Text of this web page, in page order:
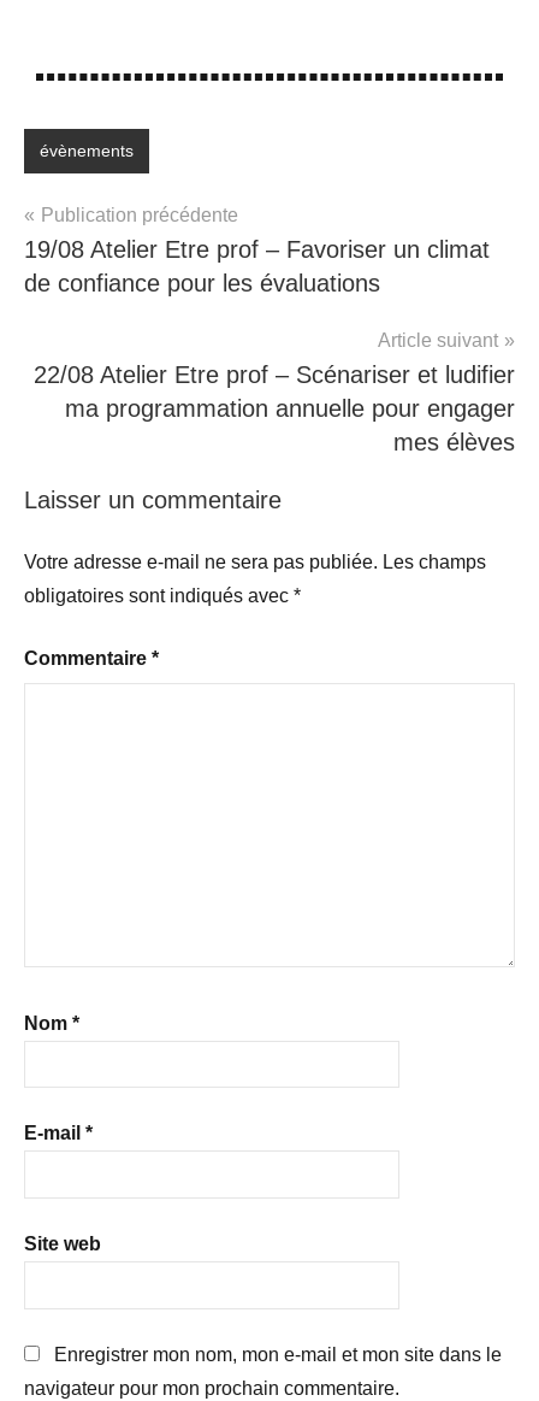
évènements
Publication précédente
19/08 Atelier Etre prof – Favoriser un climat
de confiance pour les évaluations
Article suivant
22/08 Atelier Etre prof – Scénariser et ludifier
ma programmation annuelle pour engager
mes élèves
Laisser un commentaire
Votre adresse e-mail ne sera pas publiée. Les champs
obligatoires sont indiqués avec *
Commentaire *
Nom *
E-mail *
Site web
Enregistrer mon nom, mon e-mail et mon site dans le
navigateur pour mon prochain commentaire.